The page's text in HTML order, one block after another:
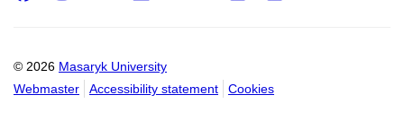
© 2026 Masaryk University
Webmaster
Accessibility statement Cookies